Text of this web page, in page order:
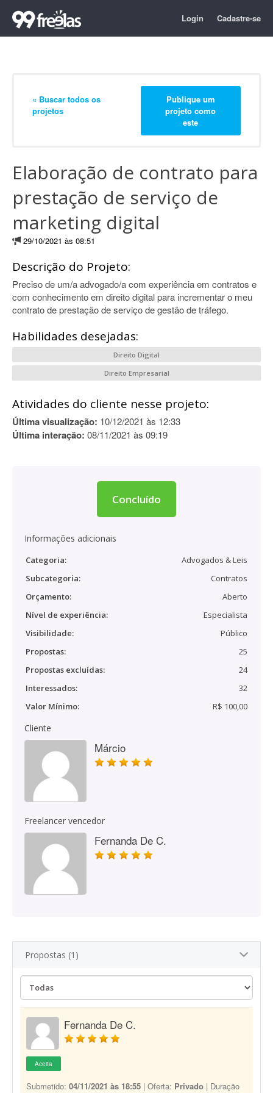
Login Cadastre-se
« Buscar todos os
projetos
Publique um
projeto como
este
Elaboração de contrato para
prestação de serviço de
marketing digital
29/10/2021 às 08:51
Descrição do Projeto:
Preciso de um/a advogado/a com experiência em contratos e
com conhecimento em direito digital para incrementar o meu
contrato de prestação de serviço de gestão de tráfego.
Habilidades desejadas:
Direito Digital
Direito Empresarial
Atividades do cliente nesse projeto:
Última visualização: 10/12/2021 às 12:33
Última interação: 08/11/2021 às 09:19
Concluído
Informações adicionais
Categoria:
Advogados & Leis
Subcategoria:
Contratos
Orçamento:
Aberto
Nível de experiência:
Especialista
Visibilidade:
Público
Propostas:
25
Propostas excluídas:
24
Interessados:
32
Valor Mínimo:
R$ 100,00
Cliente
Márcio
Freelancer vencedor
Fernanda De C.
Propostas (1)
Fernanda De C.
Aceita
Submetido: 04/11/2021 às 18:55 | Oferta: Privado | Duração